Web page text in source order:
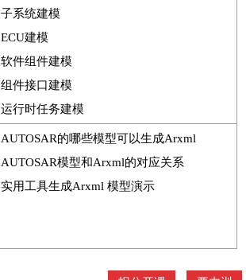
子系统建模
ECU建模
软件组件建模
组件接口建模
运行时任务建模
AUTOSAR的哪些模型可以生成Arxml
AUTOSAR模型和Arxml的对应关系
实用工具生成Arxml 模型演示